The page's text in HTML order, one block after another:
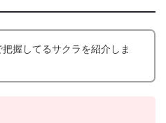
握してるサクラを紹介しま